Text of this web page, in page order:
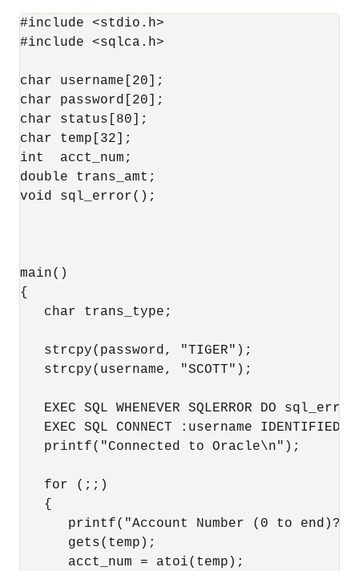
#include <stdio.h>
#include <sqlca.h>
char username[20];
char password[20];
char status[80];
char temp[32];
int  acct_num;
double trans_amt;
void sql_error();
main()
{
   char trans_type;
   strcpy(password, "TIGER");
   strcpy(username, "SCOTT");
EXEC SQL WHENEVER SQLERROR DO
EXEC SQL CONNECT :username IDENTIFIED
   printf("Connected to Oracle\n");
   for (;;)
   {
printf("Account Number (0 to end)?
      gets(temp);
      acct_num = atoi(temp);